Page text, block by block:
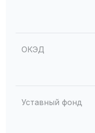
ОКЭД
Уставный фонд